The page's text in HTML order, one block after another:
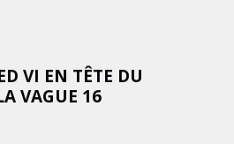
VI EN TÊTE DU
VAGUE 16